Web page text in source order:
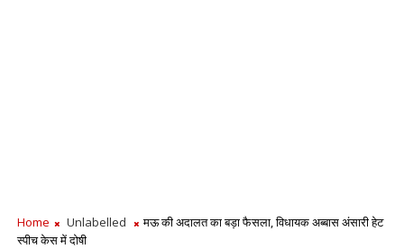
Home Unlabelled
मऊ की अदालत का बड़ा फैसला, विधायक अब्बास अंसारी हेट
स्पीच केस में दोषी